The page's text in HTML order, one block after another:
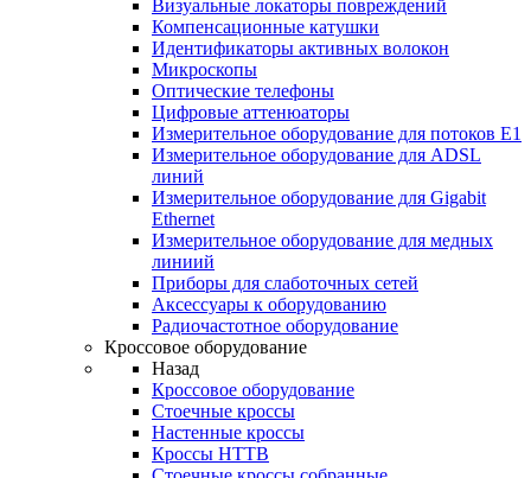
Визуальные локаторы повреждений
Компенсационные катушки
Идентификаторы активных волокон
Микроскопы
Оптические телефоны
Цифровые аттенюаторы
Измерительное оборудование для потоков Е1
Измерительное оборудование для ADSL
линий
Измерительное оборудование для Gigabit
Ethernet
Измерительное оборудование для медных
линиий
Приборы для слаботочных сетей
Аксессуары к оборудованию
Радиочастотное оборудование
Кроссовое оборудование
Назад
Кроссовое оборудование
Стоечные кроссы
Настенные кроссы
Кроссы HTTB